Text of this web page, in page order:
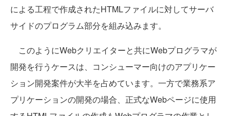
による工程で作成されたHTMLファイルに対してサーバ
サイドのプログラム部分を組み込みます。
このようにWebクリエイターと共にWebプログラマが
開発を行うケースは、コンシューマー向けのアプリケー
ション開発案件が大半を占めています。一方で業務系ア
プリケーションの開発の場合、正式なWebページに使用